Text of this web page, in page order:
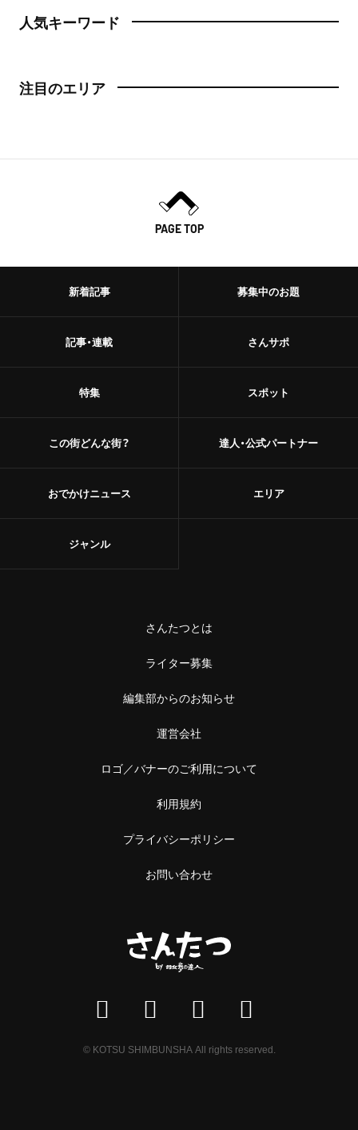
人気キーワード
注目のエリア
PAGE TOP
新着記事
記事・連載
特集
この街どんな街？
おでかけニュース
募集中のお題
さんサポ
スポット
達人・公式パートナー
エリア
ジャンル
さんたつとは
ライター募集
編集部からのお知らせ
運営会社
ロゴ／バナーのご利用について
利用規約
プライバシーポリシー
お問い合わせ
© KOTSU SHIMBUNSHA All rights reserved.